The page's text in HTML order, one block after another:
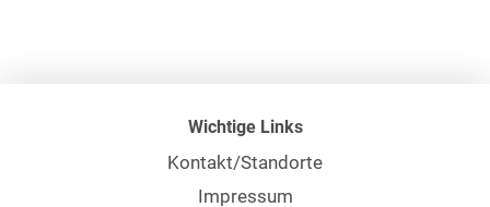
Wichtige Links
Kontakt/Standorte
Impressum